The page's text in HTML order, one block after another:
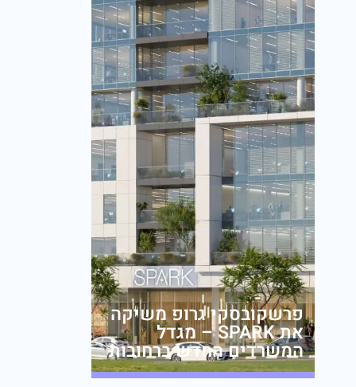
פרשקובסקי גרופ משיקה
את SPARK – מגדל
המשרדים החדש ברחובות